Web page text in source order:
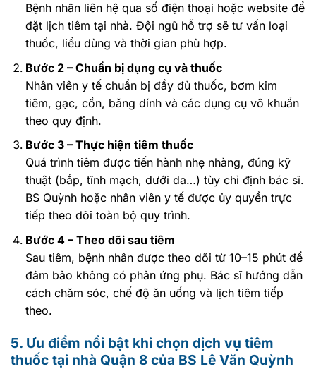
Bệnh nhân liên hệ qua số điện thoại hoặc website để
đặt lịch tiêm tại nhà. Đội ngũ hỗ trợ sẽ tư vấn loại
thuốc, liều dùng và thời gian phù hợp.
Bước 2 – Chuẩn bị dụng cụ và thuốc
Nhân viên y tế chuẩn bị đầy đủ thuốc, bơm kim
tiêm, gạc, cồn, băng dính và các dụng cụ vô khuẩn
theo quy định.
Bước 3 – Thực hiện tiêm thuốc
Quá trình tiêm được tiến hành nhẹ nhàng, đúng kỹ
thuật (bắp, tĩnh mạch, dưới da…) tùy chỉ định bác sĩ.
BS Quỳnh hoặc nhân viên y tế được ủy quyền trực
tiếp theo dõi toàn bộ quy trình.
Bước 4 – Theo dõi sau tiêm
Sau tiêm, bệnh nhân được theo dõi từ 10–15 phút để
đảm bảo không có phản ứng phụ. Bác sĩ hướng dẫn
cách chăm sóc, chế độ ăn uống và lịch tiêm tiếp
theo.
5. Ưu điểm nổi bật khi chọn dịch vụ tiêm
thuốc tại nhà Quận 8 của BS Lê Văn Quỳnh